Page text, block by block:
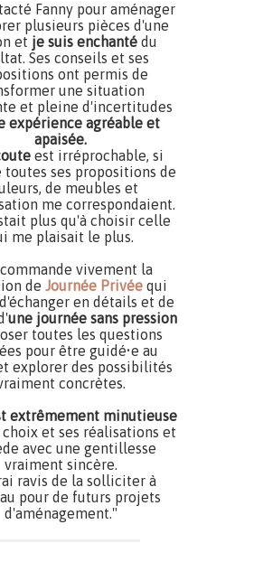
Fanny pour aménager
plusieurs pièces d'une
et je suis enchanté du
Ses conseils et ses
ont permis de
une situation
et pleine d'incertitudes
expérience agréable et
apaisée.
est irréprochable, si
toutes ses propositions de
de meubles et
me correspondaient.
plus qu'à choisir celle
me plaisait le plus.
vivement la
de Journée Privéequi
en détails et de
une journée sans pression
toutes les questions
pour être guidé•e au
explorer des possibilités
concrètes.
extrêmement minutieuse
choix et ses réalisations et
avec une gentillesse
vraiment sincère.
ravis de la solliciter à
pour de futurs projets
d'aménagement."